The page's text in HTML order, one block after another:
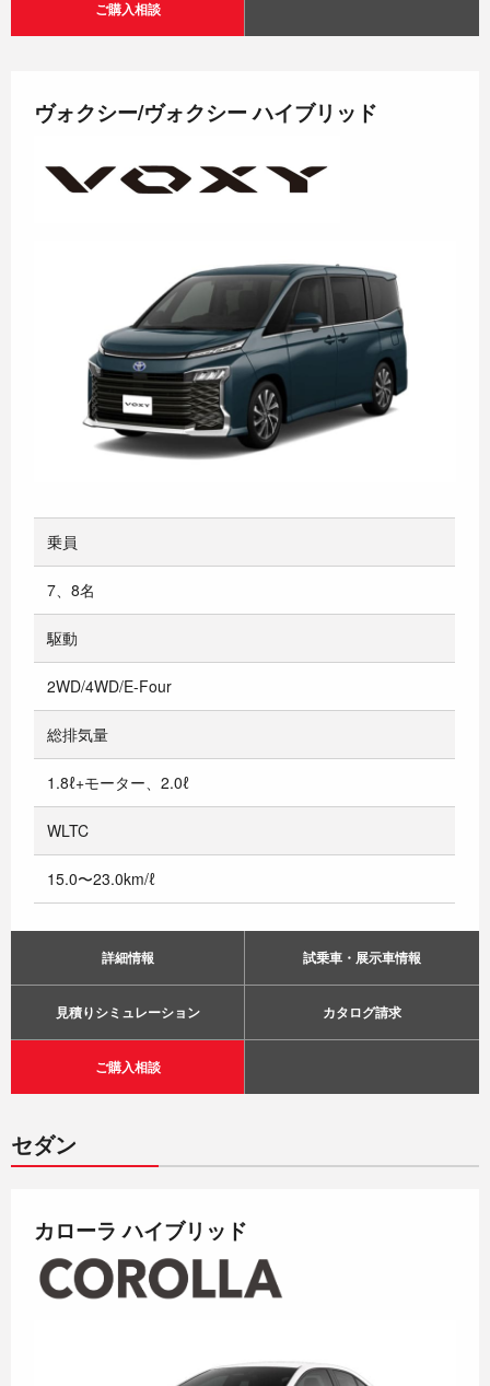
ご購入相談
ヴォクシー/ヴォクシー ハイブリッド
乗員
7、8名
駆動
2WD/4WD/E-Four
総排気量
1.8ℓ+モーター、2.0ℓ
WLTC
15.0〜23.0km/ℓ
詳細情報 試乗車・展示車情報
見積りシミュレーション カタログ請求
ご購入相談
セダン
カローラ ハイブリッド